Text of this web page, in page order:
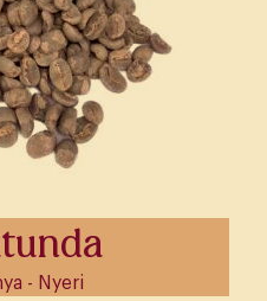
- Nyeri